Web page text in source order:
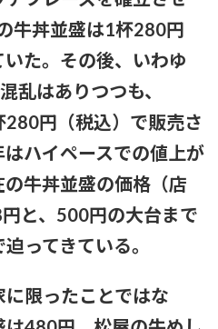
ンバーカードを持っていない。
い」「使いたい人だけにすれば
が1番抜ける
「ある人」からの謝罪に他にい
ーブルがコチラ！！！【乃木坂
牛丼並盛は1杯280円
いた。その後、いわゆ
乱はありつつも、
円（税込）で販売さ
ハイペースでの値上が
牛丼並盛の価格（店
と、500円の大台まで
ってきている。
限ったことではな